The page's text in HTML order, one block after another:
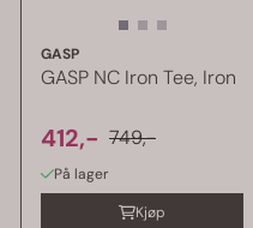
GASP
GASP NC Iron Tee, Iron
412,- 749,-
På lager
Kjøp